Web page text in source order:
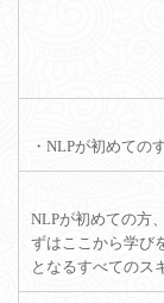
・NLPが初めての
NLPが初めての方
ずはここから学び
となるすべてのス